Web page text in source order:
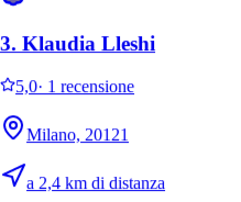
Mi sono trovato molto bene
persona affidabile, premurosa e
ogni richiesta, prendendosi cura
È più facile cercare i pet sitter
3. Klaudia Lleshi
5,0· 1 recensione
Milano, 20121
a 2,4 km di distanza